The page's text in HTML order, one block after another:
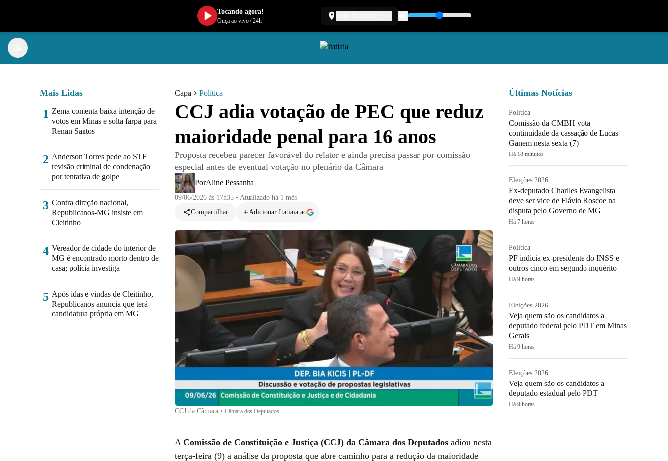
Capa Política
CCJ adia votação de PEC que reduz
maioridade penal para 16 anos
Proposta recebeu parecer favorável do relator e ainda precisa passar por comissão
especial antes de eventual votação no plenário da Câmara
PorAline Pessanha
09/06/2026 às 17h35 • Atualizado há 1 mês
Compartilhar
Adicionar Itatiaia ao
CCJ da Câmara • Câmara dos Deputados
A Comissão de Constituição e Justiça (CCJ) da Câmara dos Deputados adiou nesta
terça-feira (9) a análise da proposta que abre caminho para a redução da maioridade
Mais Lidas
1 Zema comenta baixa intenção de
votos em Minas e solta farpa para
Renan Santos
2 Anderson Torres pede ao STF
revisão criminal de condenação
por tentativa de golpe
3 Contra direção nacional,
Republicanos-MG insiste em
Cleitinho
4 Vereador de cidade do interior de
MG é encontrado morto dentro de
casa; polícia investiga
5 Após idas e vindas de Cleitinho,
Republicanos anuncia que terá
candidatura própria em MG
Últimas Notícias
Política
Comissão da CMBH vota
continuidade da cassação de Lucas
Ganem nesta sexta (7)
Há 18 minutos
Eleições 2026
Ex-deputado Charlles Evangelista
deve ser vice de Flávio Roscoe na
disputa pelo Governo de MG
Há 7 horas
Política
PF indicia ex-presidente do INSS e
outros cinco em segundo inquérito
Há 9 horas
Eleições 2026
Veja quem são os candidatos a
deputado federal pelo PDT em Minas
Gerais
Há 9 horas
Eleições 2026
Veja quem são os candidatos a
deputado estadual pelo PDT
Há 9 horas
Tocando agora!
Ouça ao vivo/24h